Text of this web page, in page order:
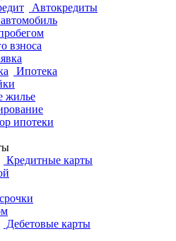
Автокредиты
взноса
Ипотека
жилье
ипотеки
Кредитные карты
Дебетовые карты